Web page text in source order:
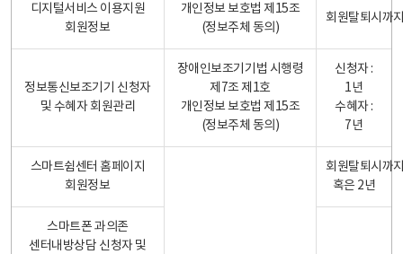
디지털서비스 이용지원
회원정보
개인정보 보호법 제15조
(정보주체 동의)
회원탈퇴시까
정보통신보조기기 신청자
및 수혜자 회원관리
장애인보조기기법 시행령
제7조 제1호
개인정보 보호법 제15조
(정보주체 동의)
신청자 :
1년
수혜자 :
7년
스마트쉼센터 홈페이지
회원정보
회원탈퇴시까
혹은 2년
스마트폰 과의존
센터내방상담 신청자 및